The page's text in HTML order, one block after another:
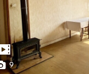
9